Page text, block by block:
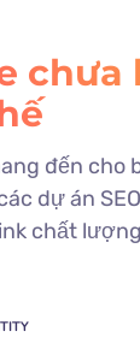
chưa
đến cho
dự án
chất